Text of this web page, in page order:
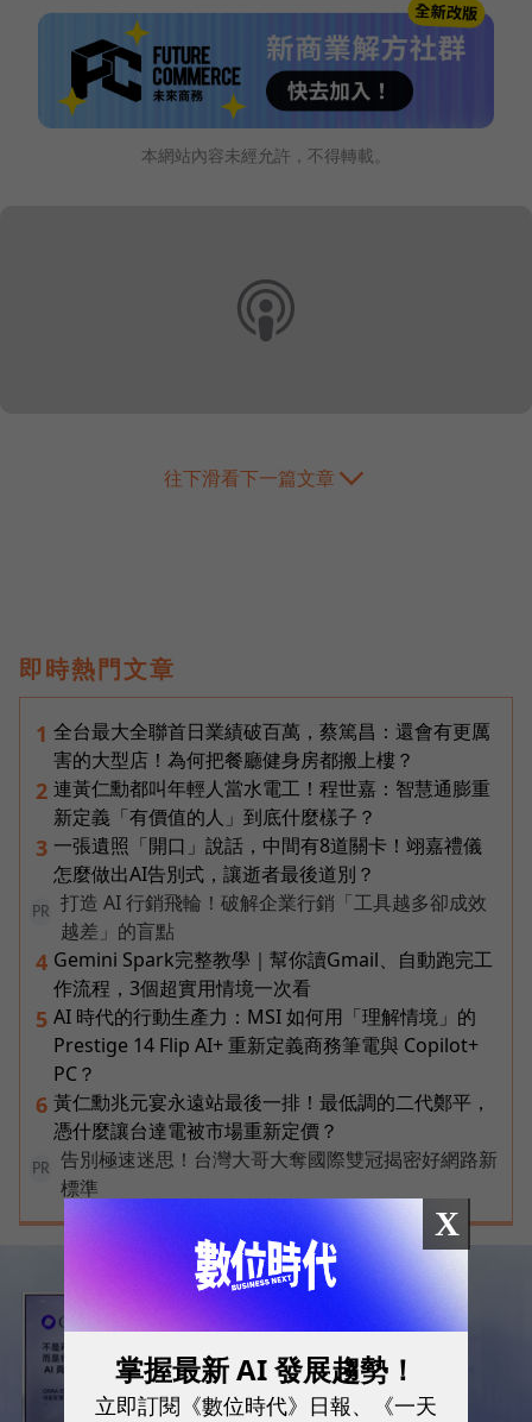
本網站內容未經允許，不得轉載。
往下滑看下一篇文章
即時熱門文章
1 全台最大全聯首日業績破百萬，蔡篤昌：還會有更厲
害的大型店！為何把餐廳健身房都搬上樓？
2 連黃仁勳都叫年輕人當水電工！程世嘉：智慧通膨重
新定義「有價值的人」到底什麼樣子？
3 一張遺照「開口」說話，中間有8道關卡！翊嘉禮儀
怎麼做出AI告別式，讓逝者最後道別？
PR
打造 AI 行銷飛輪！破解企業行銷「工具越多卻成效
越差」的盲點
4 Gemini Spark完整教學｜幫你讀Gmail、自動跑完工
作流程，3個超實用情境一次看
5 AI 時代的行動生產力：MSI 如何用「理解情境」的
Prestige 14 Flip AI+ 重新定義商務筆電與 Copilot+
PC？
6 黃仁勳兆元宴永遠站最後一排！最低調的二代鄭平，
憑什麼讓台達電被市場重新定價？
PR
告別極速迷思！台灣大哥大奪國際雙冠揭密好網路新
標準
X
掌握最新 AI 發展趨勢！
立即訂閱《數位時代》日報、《一天